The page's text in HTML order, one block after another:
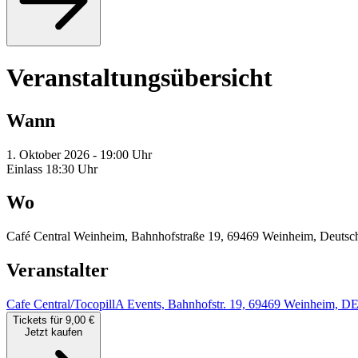
Veranstaltungsübersicht
Wann
1. Oktober 2026 - 19:00 Uhr
Einlass 18:30 Uhr
Wo
Café Central Weinheim, Bahnhofstraße 19, 69469 Weinheim,
Veranstalter
Cafe Central/TocopillA Events, Bahnhofstr. 19, 69469 Weinheim, DE
Tickets für 9,00 €
Jetzt kaufen